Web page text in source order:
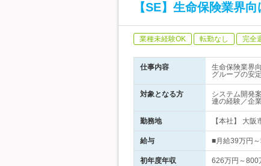
【SE】生命保険業界
業種未経験OK 転勤なし 完全
仕事内容
生命保険業界
グループの安
対象となる方
システム開発
連の経験／企
勤務地 【本社】 大
給与 ■月給39万円
初年度年収 626万円～800